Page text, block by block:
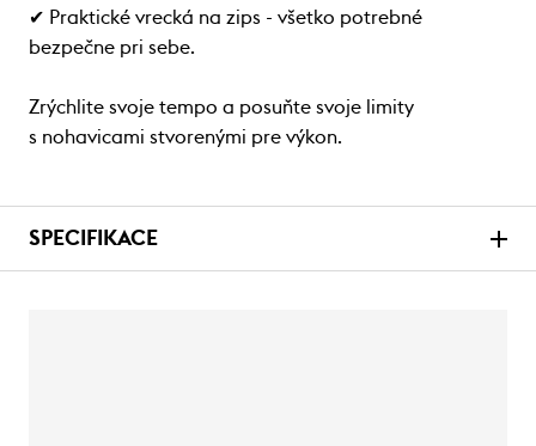
✔ Praktické vrecká na zips - všetko potrebné
bezpečne pri sebe.
Zrýchlite svoje tempo a posuňte svoje limity
s nohavicami stvorenými pre výkon.
SPECIFIKACE